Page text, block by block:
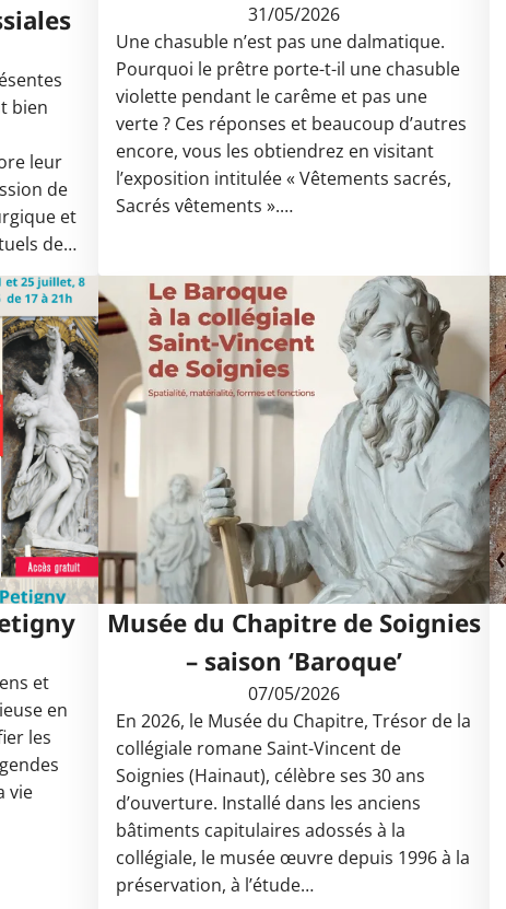
bien
leur
de
et
de…
31/05/2026
Une chasuble n’est pas une dalmatique.
Pourquoi le prêtre porte-t-il une chasuble
violette pendant le carême et pas une
verte ? Ces réponses et beaucoup d’autres
encore, vous les obtiendrez en visitant
l’exposition intitulée « Vêtements sacrés,
Sacrés vêtements ».…
et
en
les
vie
Musée du Chapitre de Soignies
– saison ‘Baroque’
07/05/2026
En 2026, le Musée du Chapitre, Trésor de la
collégiale romane Saint-Vincent de
Soignies (Hainaut), célèbre ses 30 ans
d’ouverture. Installé dans les anciens
bâtiments capitulaires adossés à la
collégiale, le musée œuvre depuis 1996 à la
préservation, à l’étude…